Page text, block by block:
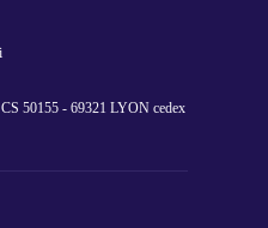
50155 - 69321 LYON cedex